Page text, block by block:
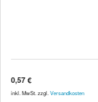
0,57 €
inkl. MwSt. zzgl. Versandkosten